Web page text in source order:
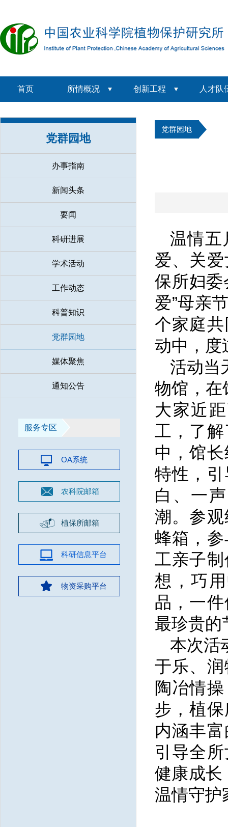
首页 所情概况 创新工程 人才队
党群园地
办事指南
新闻头条
要闻
科研进展
学术活动
工作动态
科普知识
党群园地
媒体聚焦
通知公告
服务专区
OA系统
农科院邮箱
植保所邮箱
科研信息平台
物资采购平台
党群园地
温情五
爱、关
保所妇委
爱”母亲
个家庭
动中，度
活动当
物馆，在
大家近
工，了
中，馆
特性，
白、一
潮。参
蜂箱，
工亲子
想，巧
品，一
最珍贵的
本次活
于乐、
陶冶情
步，植
内涵丰
引导全
健康成长
温情守护